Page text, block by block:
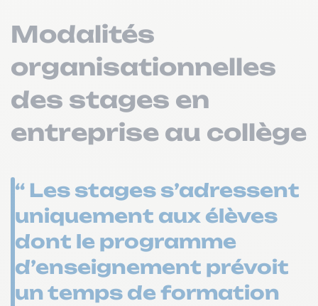
Modalités
organisationnelles
des stages en
entreprise au collège
“ Les stages s’adressent
uniquement aux élèves
dont le programme
d’enseignement prévoit
un temps de formation